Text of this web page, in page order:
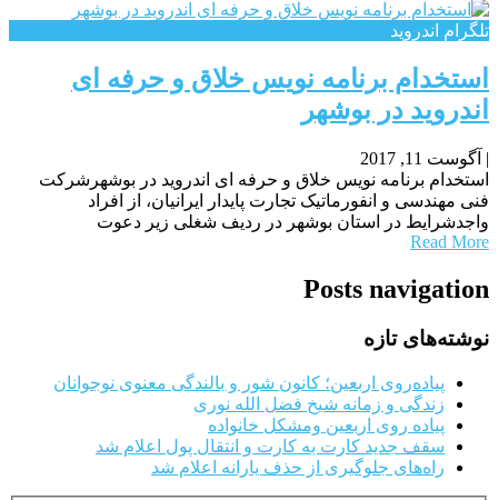
تلگرام اندروید
استخدام برنامه نویس خلاق و حرفه ای
اندروید در بوشهر
| آگوست 11, 2017
استخدام برنامه نویس خلاق و حرفه ای اندروید در بوشهرشرکت
فنی مهندسی و انفورماتیک تجارت پایدار ایرانیان، از افراد
واجدشرایط در استان بوشهر در ردیف شغلی زیر دعوت
Read More
Posts navigation
نوشته‌های تازه
پیاده‌روی اربعین؛ کانون شور و بالندگی معنوی نوجوانان
زندگی و زمانه شیخ فضل الله نوری
پیاده روی اربعین ومشکل خانواده
سقف جدید کارت به کارت و انتقال پول اعلام شد
راه‌های جلوگیری از حذف یارانه اعلام شد